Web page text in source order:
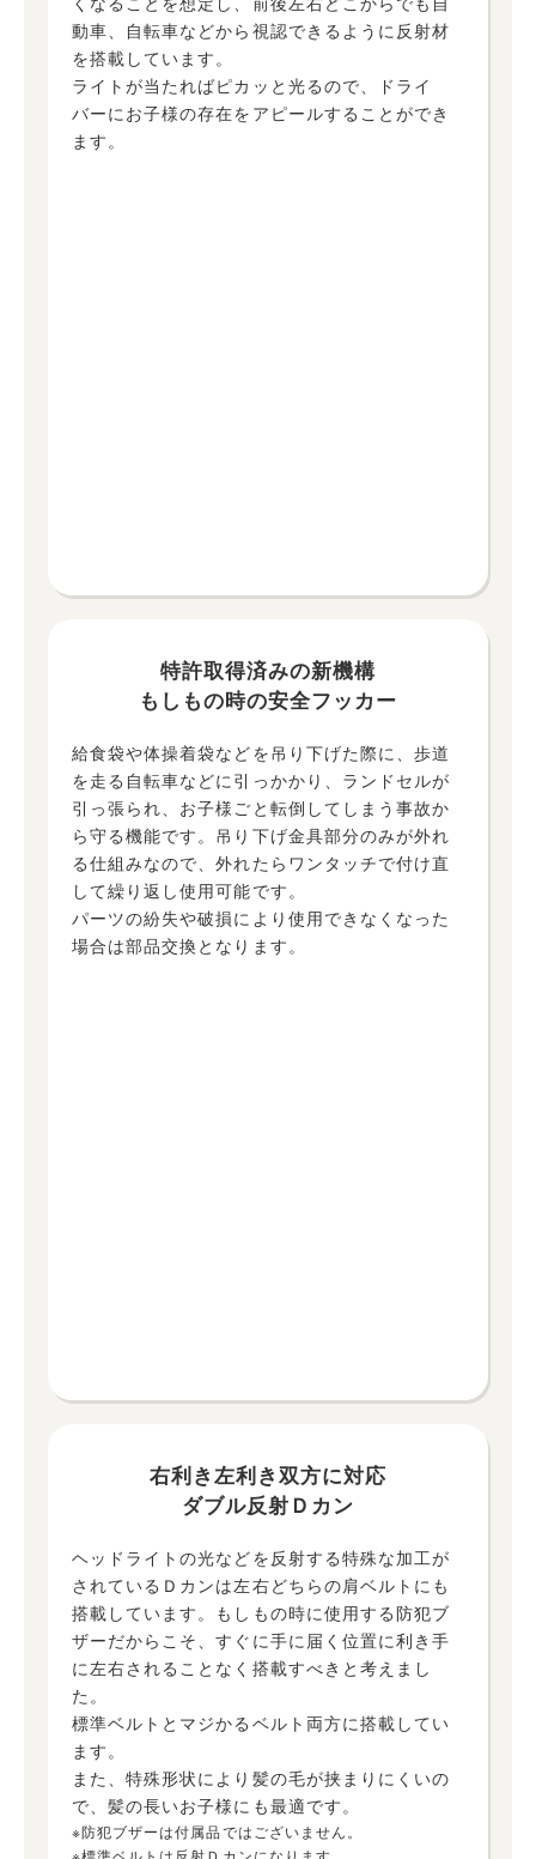
動車、自転車などから視認できるように反射材
を搭載しています。
ライトが当たればピカッと光るので、ドライ
バーにお子様の存在をアピールすることができ
ます。
特許取得済みの新機構
もしもの時の安全フッカー
給食袋や体操着袋などを吊り下げた際に、歩道
を走る自転車などに引っかかり、ランドセルが
引っ張られ、お子様ごと転倒してしまう事故か
ら守る機能です。吊り下げ金具部分のみが外れ
る仕組みなので、外れたらワンタッチで付け直
して繰り返し使用可能です。
パーツの紛失や破損により使用できなくなった
場合は部品交換となります。
右利き左利き双方に対応
ダブル反射Ｄカン
ヘッドライトの光などを反射する特殊な加工が
されているＤカンは左右どちらの肩ベルトにも
搭載しています。もしもの時に使用する防犯ブ
ザーだからこそ、すぐに手に届く位置に利き手
に左右されることなく搭載すべきと考えまし
た。
標準ベルトとマジかるベルト両方に搭載してい
ます。
また、特殊形状により髪の毛が挟まりにくいの
で、髪の長いお子様にも最適です。
※防犯ブザーは付属品ではございません。
※標準ベルトは反射Ｄカンになります。